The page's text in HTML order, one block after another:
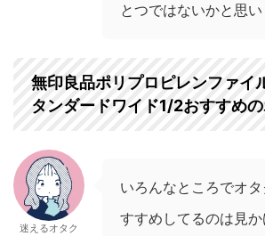
とつではないかと思
無印良品ポリプロピレンファイ
タンダードワイド1/2おすすめ
迷えるオタク
いろんなところでオ
すすめしてるのは見